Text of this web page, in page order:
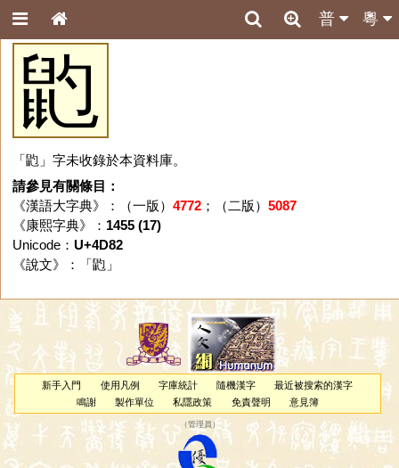
粵
普
䶂
「䶂」字未收錄於本資料庫。
請參見有關條目：
《漢語大字典》：（一版） 4772；（二版） 5087
《康熙字典》： 1455 (17)
Unicode： U+4D82
《說文》：「 䶂」
新手入門 使用凡例 字庫統計 隨機漢字
最近被搜索的漢字
鳴謝
製作單位 私隱政策 免責聲明 意見簿
（管理員 ）